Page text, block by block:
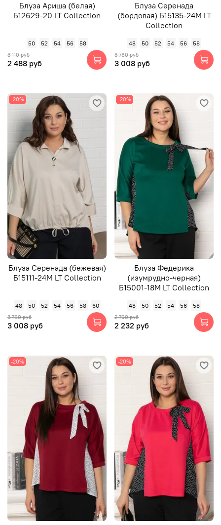
Блуза Ариша (белая)
Б12629-20 LT Collection
50 52 54 56 58
3 110 руб
2 488 руб
Блуза Серенада
(бордовая) Б15135-24М LT
Collection
48 50 52 54 56 58
3 760 руб
3 008 руб
-20%
Блуза Серенада (бежевая)
Б15111-24М LT Collection
48 50 52 54 56 58 60
3 760 руб
3 008 руб
-20%
Блуза Федерика
(изумрудно-черная)
Б15001-18М LT Collection
48 50 52 54 56 58
2 790 руб
2 232 руб
-20% -20%